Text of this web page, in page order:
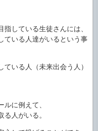
している生徒さんには、
ている人達がいるという事
いる人（未来出会う人）
に例えて、
人がいる。